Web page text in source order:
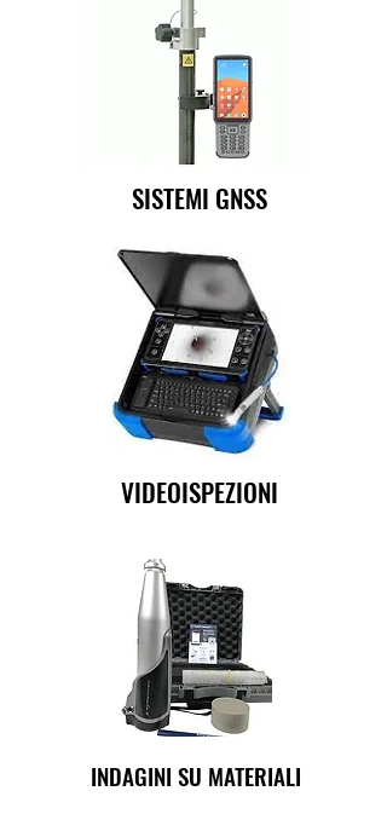
SISTEMI GNSS
VIDEOISPEZIONI
INDAGINI SU MATERIALI